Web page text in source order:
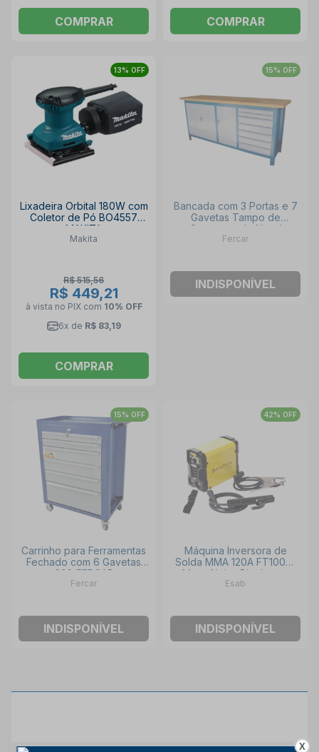
COMPRAR COMPRAR
13% OFF
Lixadeira Orbital 180W com
Coletor de Pó BO4557
MAKITA
Makita
R$ 515,56
R$ 449,21
à vista no PIX com 10% OFF
6x de R$ 83,19
COMPRAR
15% OFF
Bancada com 3 Portas e 7
Gavetas Tampo de
Compensado Naval
207CDF FERCAR
Fercar
INDISPONÍVEL
15% OFF
Carrinho para Ferramentas
Fechado com 6 Gavetas
C08 FERCAR
Fercar
INDISPONÍVEL
42% OFF
Máquina Inversora de
Solda MMA 120A FT100%
Monofásica Bivolt com
Cabos BANTAM 2.5 ESAB
Esab
INDISPONÍVEL
X